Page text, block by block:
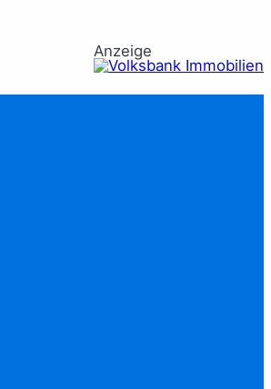
Anzeige